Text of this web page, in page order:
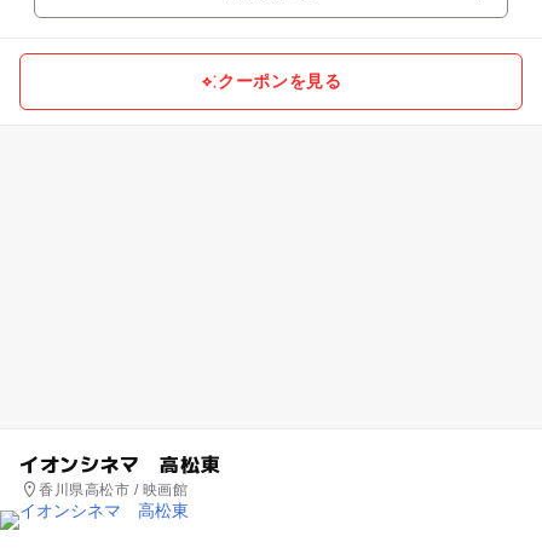
クーポンを見る
イオンシネマ 高松東
香川県高松市 / 映画館